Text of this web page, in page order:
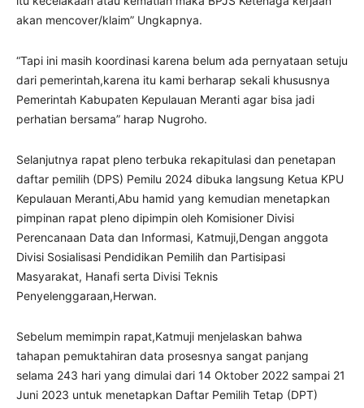
akan mencover/klaim” Ungkapnya.
“Tapi ini masih koordinasi karena belum ada pernyataan setuju
dari pemerintah,karena itu kami berharap sekali khususnya
Pemerintah Kabupaten Kepulauan Meranti agar bisa jadi
perhatian bersama” harap Nugroho.
Selanjutnya rapat pleno terbuka rekapitulasi dan penetapan
daftar pemilih (DPS) Pemilu 2024 dibuka langsung Ketua KPU
Kepulauan Meranti,Abu hamid yang kemudian menetapkan
pimpinan rapat pleno dipimpin oleh Komisioner Divisi
Perencanaan Data dan Informasi, Katmuji,Dengan anggota
Divisi Sosialisasi Pendidikan Pemilih dan Partisipasi
Masyarakat, Hanafi serta Divisi Teknis
Penyelenggaraan,Herwan.
Sebelum memimpin rapat,Katmuji menjelaskan bahwa
tahapan pemuktahiran data prosesnya sangat panjang
selama 243 hari yang dimulai dari 14 Oktober 2022 sampai 21
Juni 2023 untuk menetapkan Daftar Pemilih Tetap (DPT)